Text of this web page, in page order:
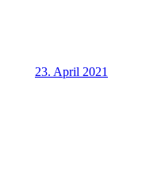
23. April 2021